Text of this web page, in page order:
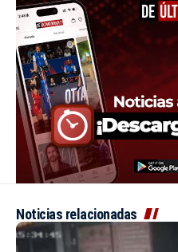
Noticias relacionadas